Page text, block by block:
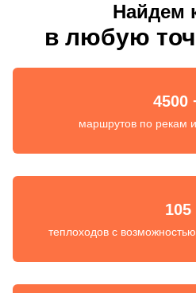
Найдем
в любую
4500
маршрутов по рекам
105
теплоходов с